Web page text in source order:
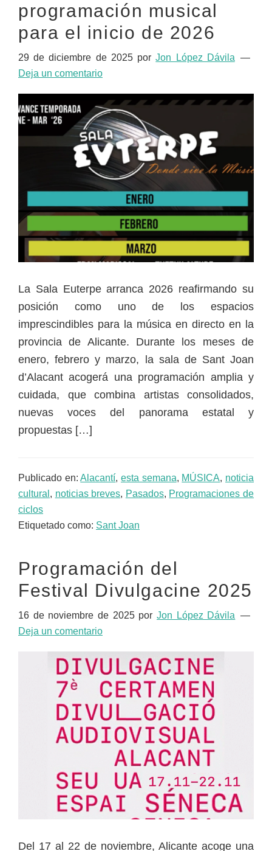
programación musical
para el inicio de 2026
29 de diciembre de 2025porJon López Dávila
Deja un comentario
La Sala Euterpe arranca 2026 reafirmando su
posición como uno de los espacios
imprescindibles para la música en directo en la
provincia de Alicante. Durante los meses de
enero, febrero y marzo, la sala de Sant Joan
d’Alacant acogerá una programación amplia y
cuidada, que combina artistas consolidados,
nuevas voces del panorama estatal y
propuestas […]
Publicado en:Alacantí,esta semana, MÚSICA, noticia
cultural , noticias breves, Pasados, Programaciones de
ciclos
Etiquetado como: Sant Joan
Programación del
Festival Divulgacine 2025
16 de noviembre de 2025porJon López Dávila
Deja un comentario
Del 17 al 22 de noviembre, Alicante acoge una